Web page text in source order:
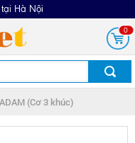
Hà Nội
0
(Cơ 3 khúc)